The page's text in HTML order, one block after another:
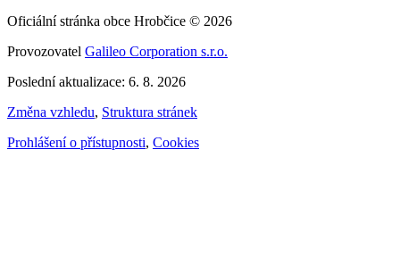
Oficiální stránka obce Hrobčice © 2026
Provozovatel Galileo Corporation s.r.o.
Poslední aktualizace: 6. 8. 2026
Změna vzhledu, Struktura stránek
Prohlášení o přístupnosti, Cookies